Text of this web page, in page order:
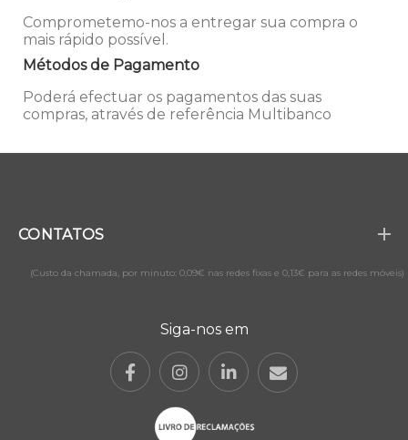
Comprometemo-nos a entregar sua compra o
mais rápido possível.
Métodos de Pagamento
Poderá efectuar os pagamentos das suas
compras, através de referência Multibanco
CONTATOS
(Custo da chamada, por minuto: 0,09€ nas redes fixas e 0,13€ para as redes móveis)
Siga-nos em